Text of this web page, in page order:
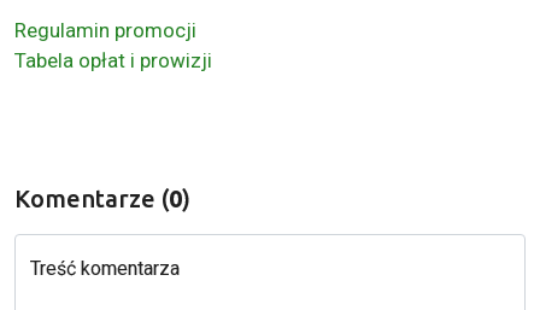
Regulamin promocji
Tabela opłat i prowizji
Komentarze (0)
Treść komentarza